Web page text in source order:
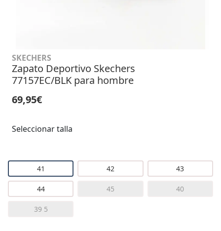
SKECHERS
Zapato Deportivo Skechers
77157EC/BLK para hombre
69,95€
Seleccionar talla
41 42 43
44 45 40
39 5